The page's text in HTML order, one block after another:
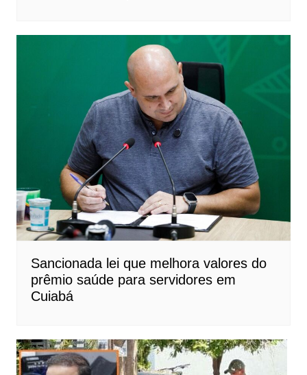
Sancionada lei que melhora valores do
prêmio saúde para servidores em
Cuiabá